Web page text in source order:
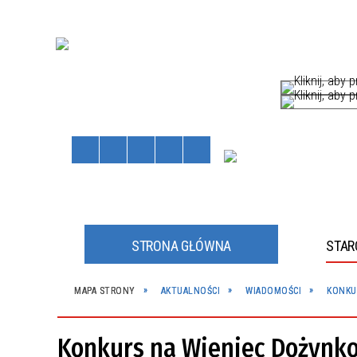
STRONA GŁÓWNA
Powiat
MAPA STRONY AKTUALNOŚCI WIADOMOŚCI
Konkurs na Wieniec